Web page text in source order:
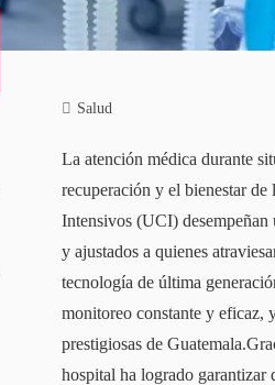
Salud
La atención médica durante
recuperación y el bienestar
Intensivos (UCI)
y ajustados a quienes
tecnología de última
monitoreo constante y eficaz,
prestigiosas de
hospital ha logrado